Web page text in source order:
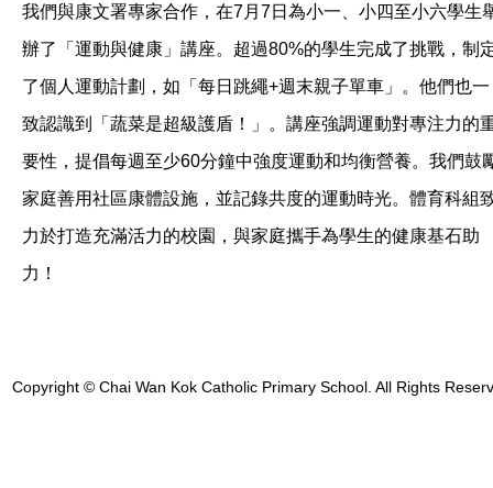
我們與康文署專家合作，在7月7日為小一、小四至小六學生
辦了「運動與健康」講座。超過80%的學生完成了挑戰，制
了個人運動計劃，如「每日跳繩+週末親子單車」。他們也一
致認識到「蔬菜是超級護盾！」。講座強調運動對專注力的
要性，提倡每週至少60分鐘中強度運動和均衡營養。我們鼓
家庭善用社區康體設施，並記錄共度的運動時光。體育科組
力於打造充滿活力的校園，與家庭攜手為學生的健康基石助
力！
Copyright © Chai Wan Kok Catholic Primary School. All Rights